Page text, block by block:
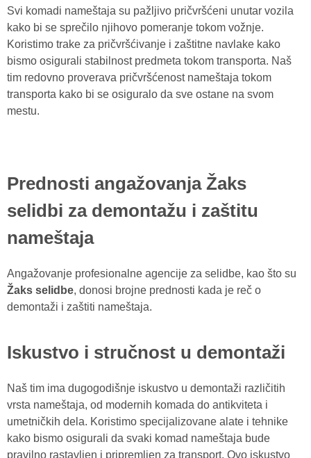
Svi komadi nameštaja su pažljivo pričvršćeni unutar vozila
kako bi se sprečilo njihovo pomeranje tokom vožnje.
Koristimo trake za pričvršćivanje i zaštitne navlake kako
bismo osigurali stabilnost predmeta tokom transporta. Naš
tim redovno proverava pričvršćenost nameštaja tokom
transporta kako bi se osiguralo da sve ostane na svom
mestu.
Prednosti angažovanja Žaks
selidbi za demontažu i zaštitu
nameštaja
Angažovanje profesionalne agencije za selidbe, kao što su
Žaks selidbe, donosi brojne prednosti kada je reč o
demontaži i zaštiti nameštaja.
Iskustvo i stručnost u demontaži
Naš tim ima dugogodišnje iskustvo u demontaži različitih
vrsta nameštaja, od modernih komada do antikviteta i
umetničkih dela. Koristimo specijalizovane alate i tehnike
kako bismo osigurali da svaki komad nameštaja bude
pravilno rastavljen i pripremljen za transport. Ovo iskustvo